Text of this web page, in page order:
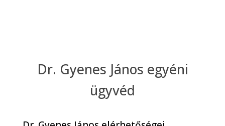
Dr. Gyenes János egyéni
ügyvéd